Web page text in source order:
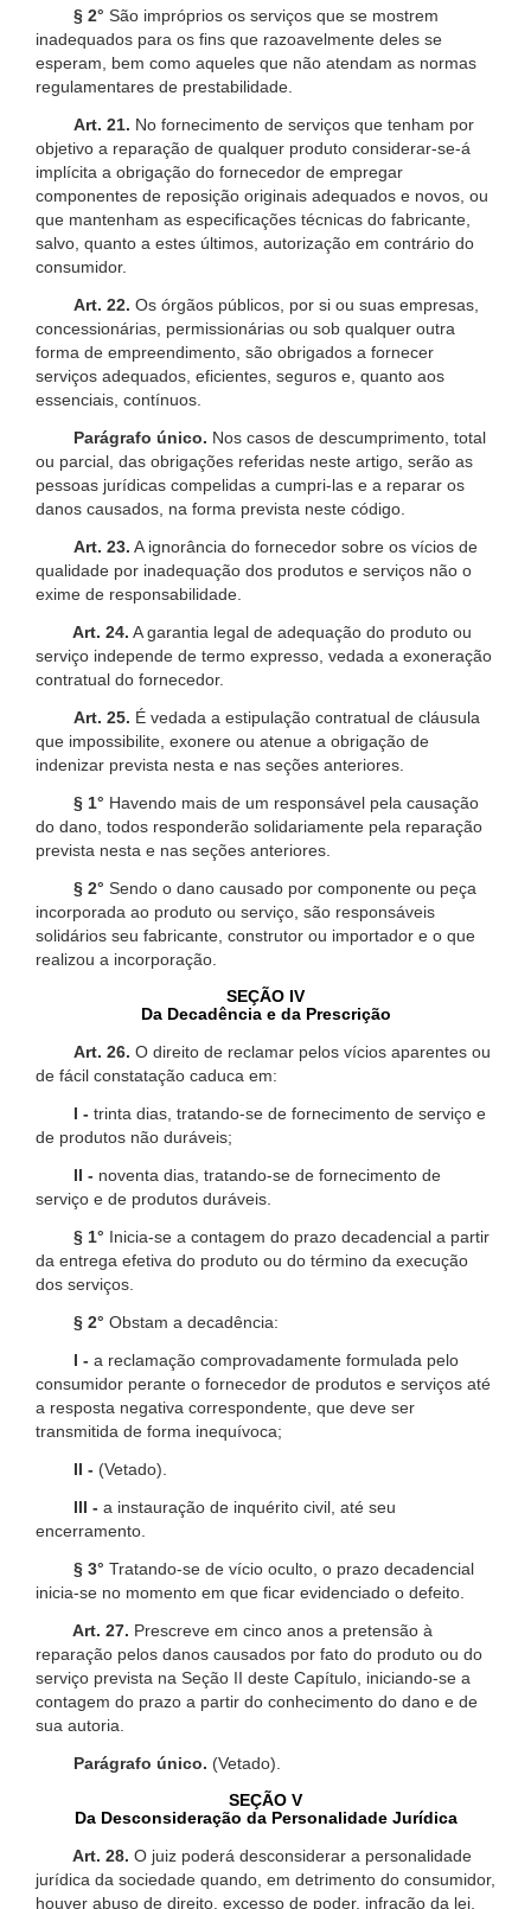
§ 2° São impróprios os serviços que se mostrem
inadequados para os fins que razoavelmente deles se
esperam, bem como aqueles que não atendam as normas
regulamentares de prestabilidade.
Art. 21. No fornecimento de serviços que tenham por
objetivo a reparação de qualquer produto considerar-se-á
implícita a obrigação do fornecedor de empregar
componentes de reposição originais adequados e novos, ou
que mantenham as especificações técnicas do fabricante,
salvo, quanto a estes últimos, autorização em contrário do
consumidor.
Art. 22. Os órgãos públicos, por si ou suas empresas,
concessionárias, permissionárias ou sob qualquer outra
forma de empreendimento, são obrigados a fornecer
serviços adequados, eficientes, seguros e, quanto aos
essenciais, contínuos.
Parágrafo único. Nos casos de descumprimento, total
ou parcial, das obrigações referidas neste artigo, serão as
pessoas jurídicas compelidas a cumpri-las e a reparar os
danos causados, na forma prevista neste código.
Art. 23. A ignorância do fornecedor sobre os vícios de
qualidade por inadequação dos produtos e serviços não o
exime de responsabilidade.
Art. 24. A garantia legal de adequação do produto ou
serviço independe de termo expresso, vedada a exoneração
contratual do fornecedor.
Art. 25. É vedada a estipulação contratual de cláusula
que impossibilite, exonere ou atenue a obrigação de
indenizar prevista nesta e nas seções anteriores.
§ 1° Havendo mais de um responsável pela causação
do dano, todos responderão solidariamente pela reparação
prevista nesta e nas seções anteriores.
§ 2° Sendo o dano causado por componente ou peça
incorporada ao produto ou serviço, são responsáveis
solidários seu fabricante, construtor ou importador e o que
realizou a incorporação.
SEÇÃO IV
Da Decadência e da Prescrição
Art. 26. O direito de reclamar pelos vícios aparentes ou
de fácil constatação caduca em:
I - trinta dias, tratando-se de fornecimento de serviço e
de produtos não duráveis;
II - noventa dias, tratando-se de fornecimento de
serviço e de produtos duráveis.
§ 1° Inicia-se a contagem do prazo decadencial a partir
da entrega efetiva do produto ou do término da execução
dos serviços.
§ 2° Obstam a decadência:
I - a reclamação comprovadamente formulada pelo
consumidor perante o fornecedor de produtos e serviços até
a resposta negativa correspondente, que deve ser
transmitida de forma inequívoca;
II - (Vetado).
III - a instauração de inquérito civil, até seu
encerramento.
§ 3° Tratando-se de vício oculto, o prazo decadencial
inicia-se no momento em que ficar evidenciado o defeito.
Art. 27. Prescreve em cinco anos a pretensão à
reparação pelos danos causados por fato do produto ou do
serviço prevista na Seção II deste Capítulo, iniciando-se a
contagem do prazo a partir do conhecimento do dano e de
sua autoria.
Parágrafo único. (Vetado).
SEÇÃO V
Da Desconsideração da Personalidade Jurídica
Art. 28. O juiz poderá desconsiderar a personalidade
jurídica da sociedade quando, em detrimento do consumidor,
houver abuso de direito, excesso de poder, infração da lei,